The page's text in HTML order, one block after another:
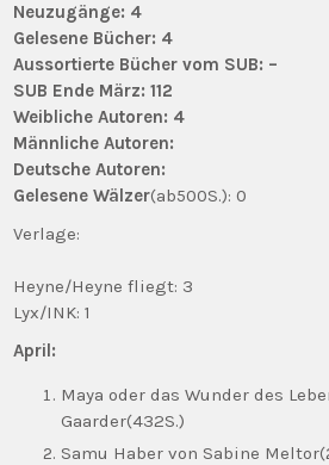
Neuzugänge: 4
Gelesene Bücher: 4
Aussortierte Bücher vom SUB: –
SUB Ende März: 112
Weibliche Autoren: 4
Männliche Autoren:
Deutsche Autoren:
Gelesene Wälzer(ab500S.): 0
Verlage:
Heyne/Heyne fliegt: 3
Lyx/INK: 1
April:
Maya oder das Wunder des
Gaarder(432S.)
Samu Haber von Sabine